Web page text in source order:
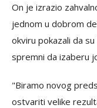
On je izrazio
jednom u dobrom
okviru pokazali da
spremni da izaberu
"Biramo novog
ostvariti velike